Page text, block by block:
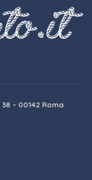
– 00142 Roma